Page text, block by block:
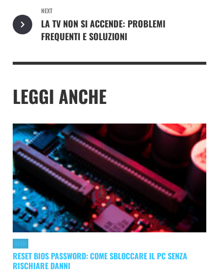
NEXT
LA TV NON SI ACCENDE: PROBLEMI
FREQUENTI E SOLUZIONI
LEGGI ANCHE
GEEK
RESET BIOS PASSWORD: COME SBLOCCARE IL PC SENZA
RISCHIARE DANNI